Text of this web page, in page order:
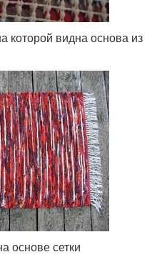
которой видна основа из
основе сетки